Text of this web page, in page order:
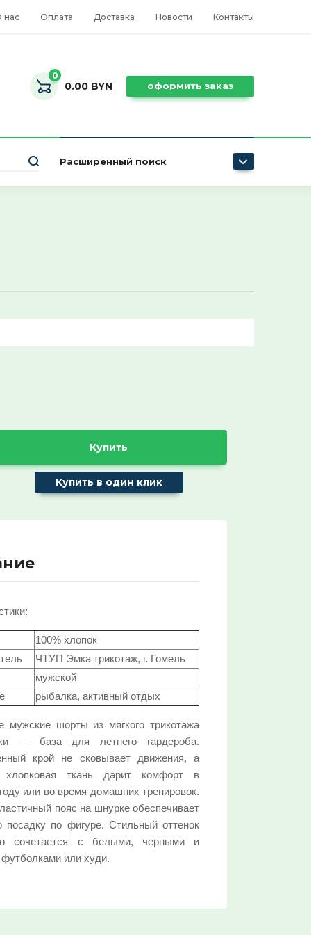
нас Оплата Доставка Новости Контакты
0
0.00 BYN оформить заказ
Расширенный поиск
ХИТ продаж!:
СПЕЦПРЕДЛОЖЕНИЕ:
Выберите...
30%:
50%:
Выберите...
70%:
Выберите...
Купить
Купить в один клик
100% хлопок
ЧТУП Эмка трикотаж, г. Гомель
мужской
рыбалка, активный отдых
мужские шорты из мягкого трикотажа
— база для летнего гардероба.
крой не сковывает движения, а
ткань дарит комфорт в
или во время домашних тренировок.
пояс на шнурке обеспечивает
посадку по фигуре. Стильный оттенок
сочетается с белыми, черными и
или худи.